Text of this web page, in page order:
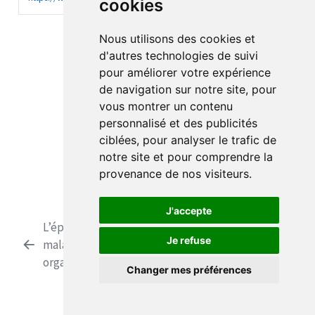
cookies
Nous utilisons des cookies et
d'autres technologies de suivi
pour améliorer votre expérience
de navigation sur notre site, pour
vous montrer un contenu
personnalisé et des publicités
ciblées, pour analyser le trafic de
notre site et pour comprendre la
provenance de nos visiteurs.
J'accepte
Je refuse
Changer mes préférences
L’épreuve de la
maladie
organique
La gestion du stress et de
l’aquaphobie par les TCC